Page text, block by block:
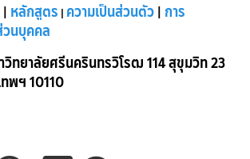
| หลักสูตร | ความเป็นส่วนตัว|การ
นบุคคล
วิทยาลัยศรีนครินทรวิโรฒ 114 สุขุมวิท 23
พฯ 10110